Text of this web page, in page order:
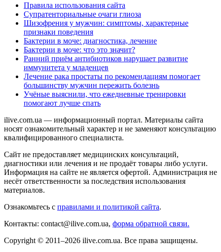
Правила использования сайта
Супратенториальные очаги глиоза
Шизофрения у мужчин: симптомы, характерные
признаки поведения
Бактерии в моче: диагностика, лечение
Бактерии в моче: что это значит?
Ранний приём антибиотиков нарушает развитие
иммунитета у младенцев
Лечение рака простаты по рекомендациям помогает
большинству мужчин пережить болезнь
Учёные выяснили, что ежедневные тренировки
помогают лучше спать
ilive.com.ua — информационный портал. Материалы сайта
носят ознакомительный характер и не заменяют консультацию
квалифицированного специалиста.
Сайт не предоставляет медицинских консультаций,
диагностики или лечения и не продаёт товары либо услуги.
Информация на сайте не является офертой. Администрация не
несёт ответственности за последствия использования
материалов.
Ознакомьтесь с правилами и политикой сайта.
Контакты: contact@ilive.com.ua, форма обратной связи.
Copyright © 2011–2026 ilive.com.ua. Все права защищены.